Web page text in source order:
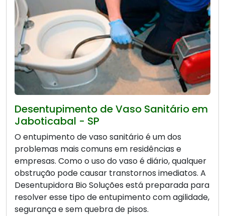
Desentupimento de Vaso Sanitário em
Jaboticabal - SP
O entupimento de vaso sanitário é um dos
problemas mais comuns em residências e
empresas. Como o uso do vaso é diário, qualquer
obstrução pode causar transtornos imediatos. A
Desentupidora Bio Soluções está preparada para
resolver esse tipo de entupimento com agilidade,
segurança e sem quebra de pisos.